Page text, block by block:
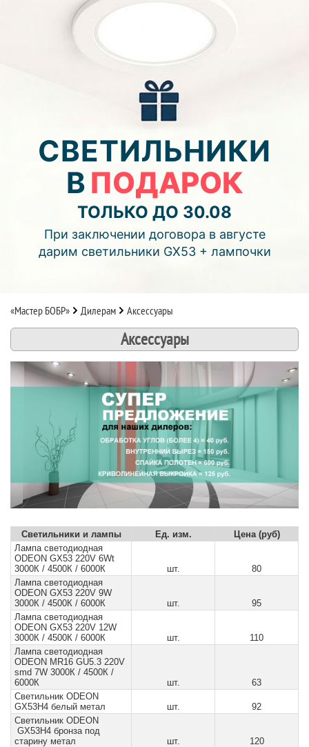
ВТОРОЙ И ТРЕТИЙ
ПОТОЛОК
В ПОДАРОК!
До конца акции:
00 00 00
дней часов мин.
Подробнее об акции >>
Монтаж двухуровнего потолка
с фотопечатью и подсветкой (смотреть видео)
СВЕТИЛЬНИКИ
ВПОДАРОК
ТОЛЬКО ДО 30.08
При заключении договора в августе
дарим светильники GX53 + лампочки
«Мастер БОБР» Дилерам Аксессуары
Аксессуары
Светильники и лампы Ед. изм.
Цена (руб)
Лампа светодиодная
ODEON GX53 220V 6Wt
3000К / 4500К / 6000К
шт.
80
Лампа светодиодная
ODEON GX53 220V 9W
3000К / 4500К / 6000К
шт.
95
Лампа светодиодная
ODEON GX53 220V 12W
3000К / 4500К / 6000К
шт.
110
Лампа светодиодная
ODEON MR16 GU5.3 220V
smd 7W 3000К / 4500К /
6000К
шт.
63
Светильник ODEON
GX53H4 белый метал
шт.
92
Светильник ODEON
GX53H4 бронза под
старину метал
шт. 120